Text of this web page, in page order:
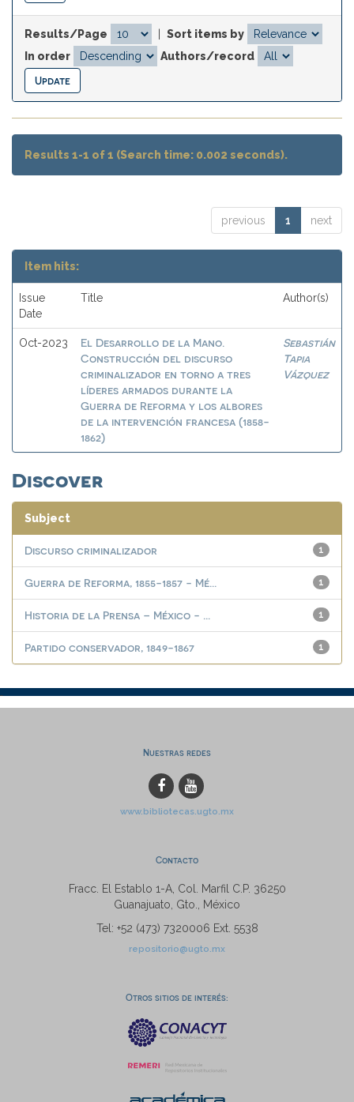
Results/Page
Sort items by
In order
Authors/record
Results 1-1 of 1 (Search time: 0.002 seconds).
previous 1 next
Item hits:
Issue
Date
Title Author(s)
Oct-2023
El Desarrollo de la Mano.
Construcción del discurso
criminalizador en torno a tres
líderes armados durante la
Guerra de Reforma y los albores
de la intervención francesa (1858-
1862)
Sebastián
Tapia
Vázquez
Discover
Subject
1
Discurso criminalizador
1
Guerra de Reforma, 1855-1857 - Mé...
1
Historia de la Prensa – México - ...
1
Partido conservador, 1849-1867
Nuestras redes
www.bibliotecas.ugto.mx
Contacto
Fracc. El Establo 1-A, Col. Marfil C.P. 36250
Guanajuato, Gto., México
Tel: +52 (473) 7320006 Ext. 5538
repositorio@ugto.mx
Otros sitios de interés: